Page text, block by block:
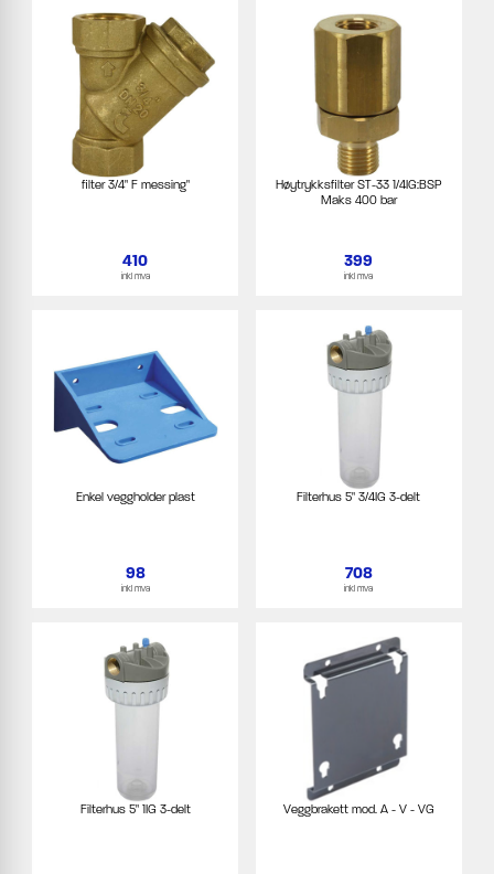
filter 3/4" F messing"
410
inkl mva
Høytrykksfilter ST-33 1/4IG:BSP
Maks 400 bar
399
inkl mva
Enkel veggholder plast
98
inkl mva
Filterhus 5" 3/4IG 3-delt
708
inkl mva
Filterhus 5" 1IG 3-delt Veggbrakett mod. A - V - VG